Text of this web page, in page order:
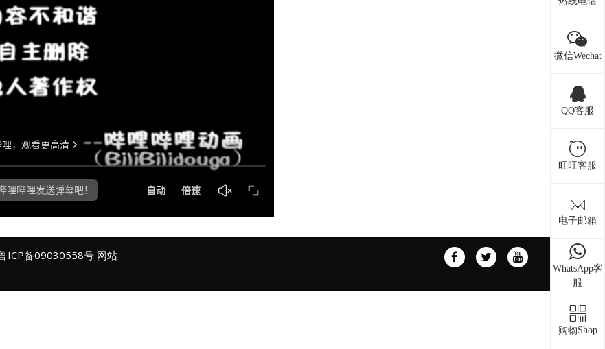
微信Wechat
QQ客服
旺旺客服
电子邮箱
WhatsApp客
服
购物Shop
ICP备09030558号 网站